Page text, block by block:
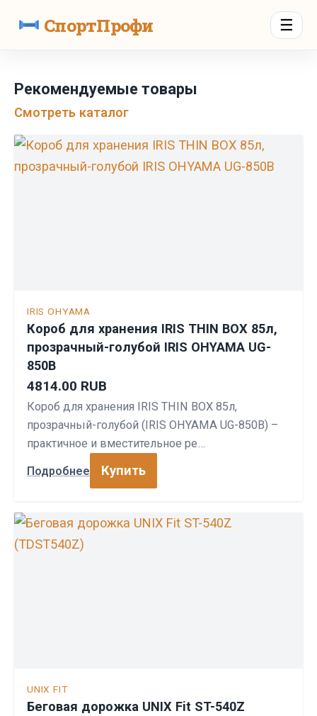
СпортПрофи ☰
Рекомендуемые товары
Смотреть каталог
IRIS OHYAMA
Короб для хранения IRIS THIN BOX 85л,
прозрачный-голубой IRIS OHYAMA UG-
850B
4814.00 RUB
Короб для хранения IRIS THIN BOX 85л,
прозрачный-голубой (IRIS OHYAMA UG-850B) –
практичное и вместительное ре…
Подробнее Купить
UNIX FIT
Беговая дорожка UNIX Fit ST-540Z